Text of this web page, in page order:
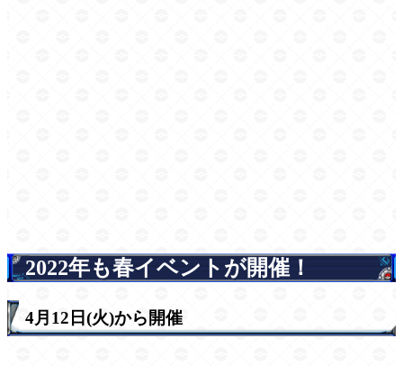
2022年も春イベントが開催！
4月12日(火)から開催